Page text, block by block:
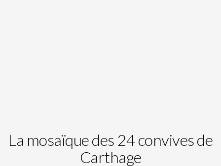
La mosaïque des 24 convives de
Carthage